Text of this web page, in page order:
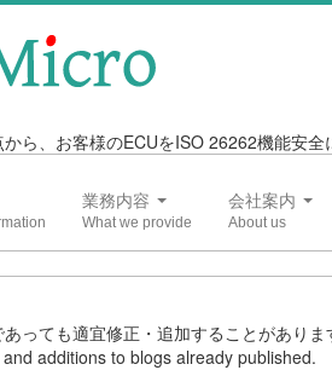
ら、お客様のECUをISO 26262機能安
業務内容 会社案内
っても適宜修正・追加することがありま
additions to blogs already published.